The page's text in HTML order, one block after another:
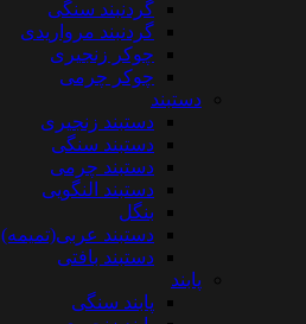
گردنبند سنگی
گردنبند مرواریدی
چوکر زنجیری
چوکر چرمی
دستبند
دستبند زنجیری
دستبند سنگی
دستبند چرمی
دستبند النگویی
بنگل
دستبند عربی(تمیمه)
دستبند بافتی
پابند
پابند سنگی